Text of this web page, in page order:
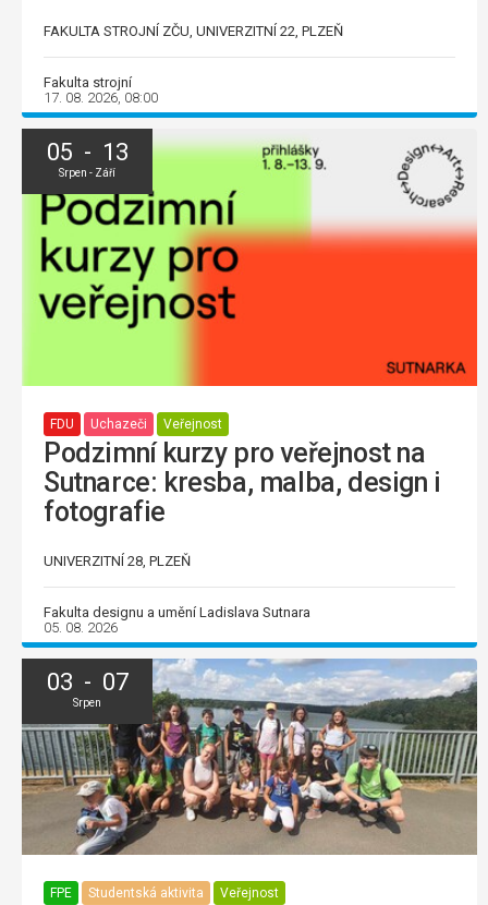
FAKULTA STROJNÍ ZČU, UNIVERZITNÍ 22, PLZEŇ
Fakulta strojní
17. 08. 2026, 08:00
05 - 13
Srpen - Září
FDU Uchazeči Veřejnost
Podzimní kurzy pro veřejnost na
Sutnarce: kresba, malba, design i
fotografie
UNIVERZITNÍ 28, PLZEŇ
Fakulta designu a umění Ladislava Sutnara
05. 08. 2026
03 - 07
Srpen
FPE Studentská aktivita Veřejnost